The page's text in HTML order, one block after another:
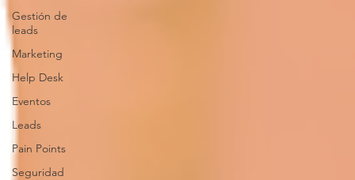
Gestión de
leads
Marketing
Help Desk
Eventos
Leads
Pain Points
Seguridad